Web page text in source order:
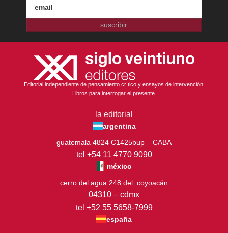
suscribir
Editorial independiente de pensamiento crítico y ensayos de intervención.
Libros para interrogar el presente.
la editorial
argentina
guatemala 4824 C1425bup – CABA
tel +54 11 4770 9090
méxico
cerro del agua 248 del. coyoacán
04310 – cdmx
tel +52 55 5658-7999
españa